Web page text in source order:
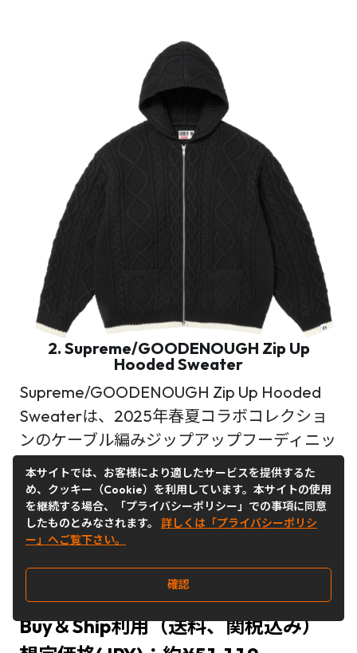
2. Supreme/GOODENOUGH Zip Up
Hooded Sweater
Supreme/GOODENOUGH Zip Up Hooded
Sweaterは、2025年春夏コラボコレクショ
ンのケーブル編みジップアップフーディニッ
トです。裾や袖口のカラー切替が特徴で、ヴ
ィンテージ感と現代的ストリートテイストを
融合。フード付きフルジップ仕様で着回しや
すく、カラーは複数展開。肌触りの良いニッ
らアメリカ公式サイトから購入可能！！
Buy＆Ship利用（送料、関税込み）
本サイトでは、お客様により適したサービスを提供するた
め、クッキー（Cookie）を利用しています。本サイトの使用
を継続する場合、「プライバシーポリシー」での事項に同意
したものとみなされます。 詳しくは「プライバシーポリシ
ー」へご覧下さい。
確認